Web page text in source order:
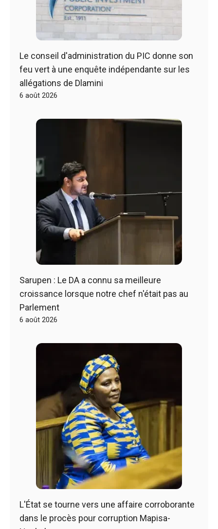
Le conseil d'administration du PIC donne son
feu vert à une enquête indépendante sur les
allégations de Dlamini
6 août 2026
Sarupen : Le DA a connu sa meilleure
croissance lorsque notre chef n'était pas au
Parlement
6 août 2026
L'État se tourne vers une affaire corroborante
dans le procès pour corruption Mapisa-